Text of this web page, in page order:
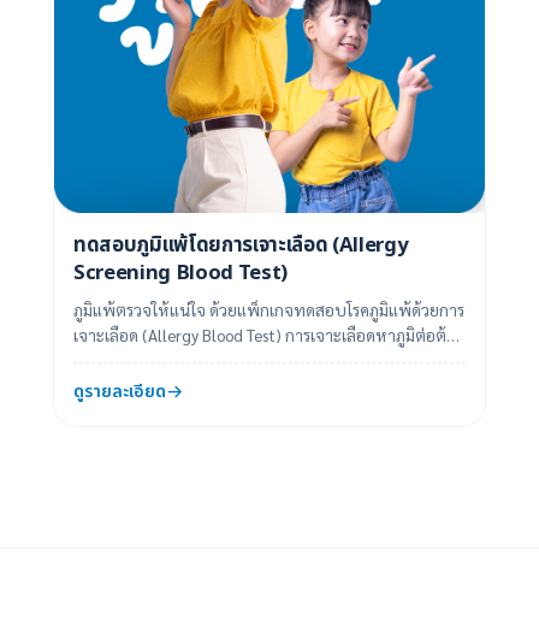
ทดสอบภูมิแพ้โดยการเจาะเลือด (Allergy
Screening Blood Test)
ภูมิแพ้ตรวจให้แน่ใจ ด้วยแพ็กเกจทดสอบโรคภูมิแพ้ด้วยการ
เจาะเลือด (Allergy Blood Test) การเจาะเลือดหาภูมิต่อต้าน
ดูรายละเอียด